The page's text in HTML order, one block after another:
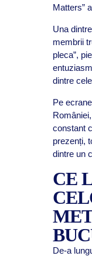
Matters”
Una
membrii
pleca”,
dintre
Pe
constant
prezenți,
dintre un
CE
De-a